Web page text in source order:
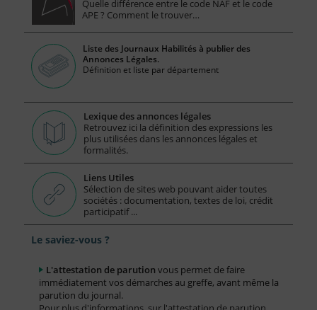
Quelle différence entre le code NAF et le code
APE ? Comment le trouver…
Liste des Journaux Habilités à publier des
Annonces Légales.
Définition et liste par département
Lexique des annonces légales
Retrouvez ici la définition des expressions les
plus utilisées dans les annonces légales et
formalités.
Liens Utiles
Sélection de sites web pouvant aider toutes
sociétés : documentation, textes de loi, crédit
participatif ...
Le saviez-vous ?
L'attestation de parution vous permet de faire
immédiatement vos démarches au greffe, avant même la
parution du journal.